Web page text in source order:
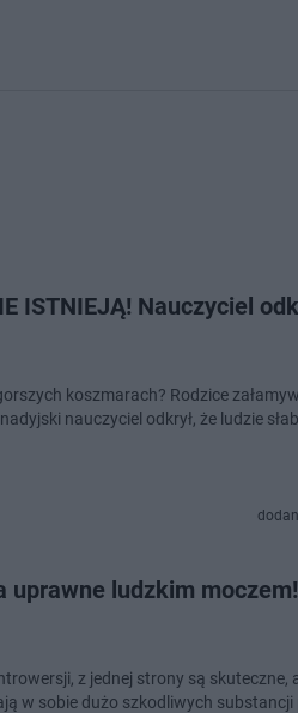
ISTNIEJĄ! Nauczyciel
koszmarach? Rodzice
nauczyciel odkrył, że ludzie
uprawne ludzkim moczem!
z jednej strony są skuteczne,
w sobie dużo szkodliwych substancji